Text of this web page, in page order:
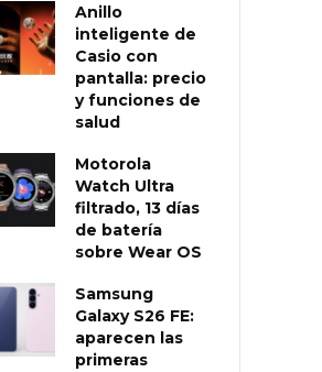
Anillo
inteligente de
Casio con
pantalla: precio
y funciones de
salud
Motorola
Watch Ultra
filtrado, 13 días
de batería
sobre Wear OS
Samsung
Galaxy S26 FE:
aparecen las
primeras